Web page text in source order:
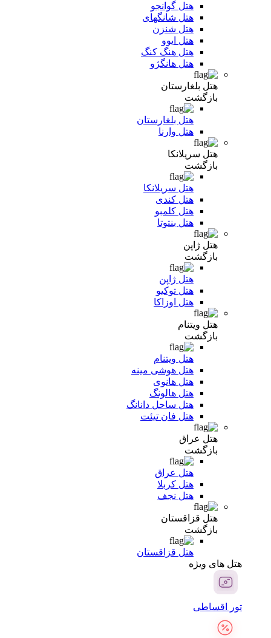
هتل گوانجو
هتل شانگهای
هتل شنزن
هتل ایوو
هتل هنگ کنگ
هتل هانگژو
هتل بلغارستان
بازگشت
هتل بلغارستان
هتل وارنا
هتل سریلانکا
بازگشت
هتل سریلانکا
هتل کندی
هتل کلمبو
هتل بنتوتا
هتل ژاپن
بازگشت
هتل ژاپن
هتل توکیو
هتل اوزاکا
هتل ویتنام
بازگشت
هتل ویتنام
هتل هوشی مینه
هتل هانوی
هتل هالونگ
هتل ساحل دانانگ
هتل فان تیئت
هتل عراق
بازگشت
هتل عراق
هتل کربلا
هتل نجف
هتل قزاقستان
بازگشت
هتل قزاقستان
هتل های ویژه
تور اقساطی